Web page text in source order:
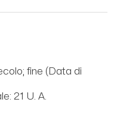
fine (Data di
21 U. A.